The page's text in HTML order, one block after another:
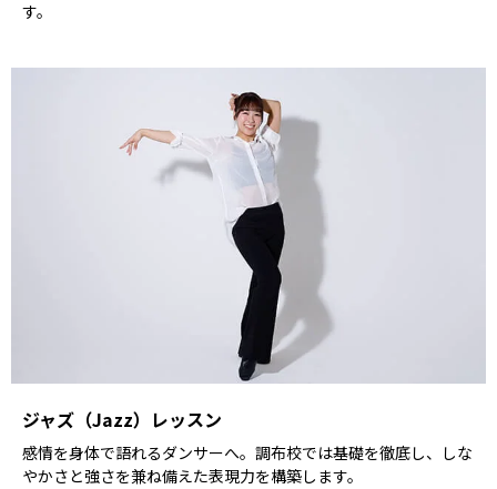
す。
ジャズ（Jazz）レッスン
感情を身体で語れるダンサーへ。調布校では基礎を徹底し、しな
やかさと強さを兼ね備えた表現力を構築します。